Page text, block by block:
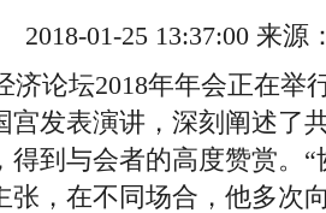
2018-01-25 13:37:00 来
论坛2018年年会正在举
宫发表演讲，深刻阐述了
得到与会者的高度赞赏。
张，在不同场合，他多次